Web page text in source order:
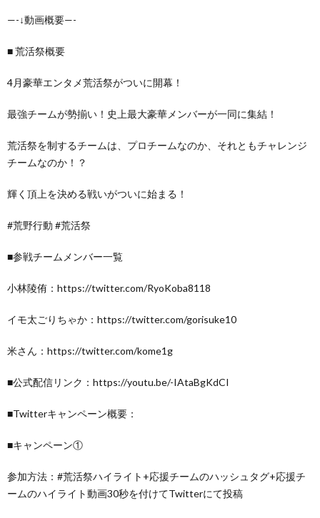
—-↓動画概要—-
■ 荒活祭概要
4月豪華エンタメ荒活祭がついに開幕！
最強チームが勢揃い！史上最大豪華メンバーが一同に集結！
荒活祭を制するチームは、プロチームなのか、それともチャレンジ
チームなのか！？
輝く頂上を決める戦いがついに始まる！
#荒野行動 #荒活祭
■参戦チームメンバー一覧
小林陵侑：https://twitter.com/RyoKoba8118
イモ太ごりちゃか：https://twitter.com/gorisuke10
米さん：https://twitter.com/kome1g
■公式配信リンク：https://youtu.be/-IAtaBgKdCI
■Twitterキャンペーン概要：
■キャンペーン①
参加方法：#荒活祭ハイライト+応援チームのハッシュタグ+応援チ
ームのハイライト動画30秒を付けてTwitterにて投稿